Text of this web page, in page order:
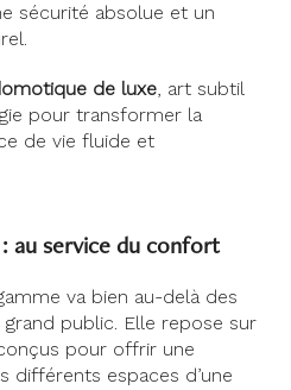
sécurité absolue et un
de luxe, art subtil
pour transformer la
de vie fluide et
au service du confort
va bien au-delà des
public. Elle repose sur
pour offrir une
différents espaces d’une